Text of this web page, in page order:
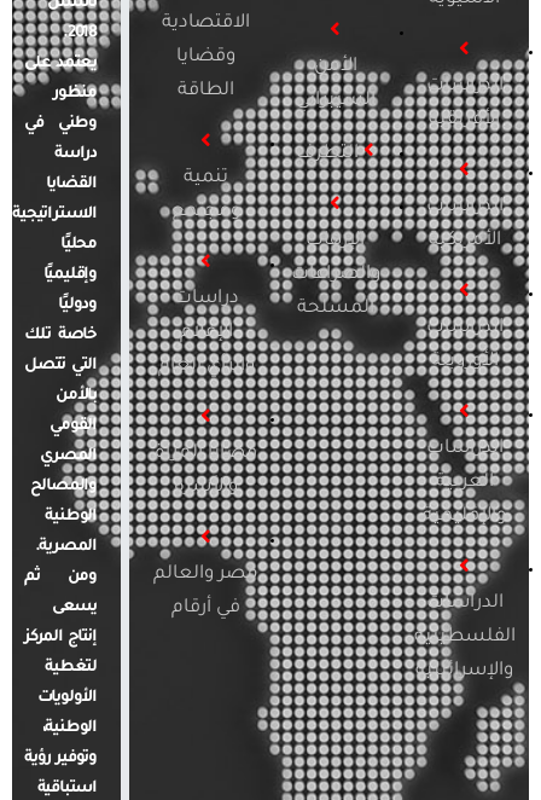
الدراسات
الأفريقية
الدراسات
الأمريكية
الدراسات
الأوروبية
الدراسات
العربية
والإقليمية
الدراسات
الفلسطينية
والإسرائيلية
الأمن
السيبراني
التطرف
الإرهاب
والصراعات
المسلحة
الاقتصادية
وقضايا
الطاقة
تنمية
ومجتمع
دراسات
الإعلام
والرأي العام
قضايا المرأة
والأسرة
مصر والعالم
في أرقام
2018.
يعتمد على
منظور
وطني في
دراسة
القضايا
الاستراتيجية
محليًا
وإقليميًا
ودوليًا
خاصة تلك
التي تتصل
بالأمن
القومي
المصري
والمصالح
الوطنية
المصرية.
ومن ثم
يسعى
إنتاج المركز
لتغطية
الأولويات
الوطنية،
وتوفير رؤية
استباقية